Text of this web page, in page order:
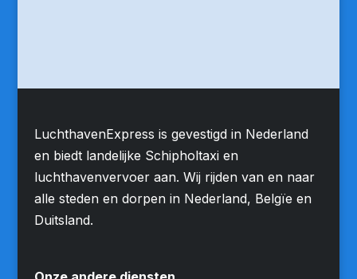
LuchthavenExpress is gevestigd in Nederland
en biedt landelijke Schipholtaxi en
luchthavenvervoer aan. Wij rijden van en naar
alle steden en dorpen in Nederland, Belgïe en
Duitsland.